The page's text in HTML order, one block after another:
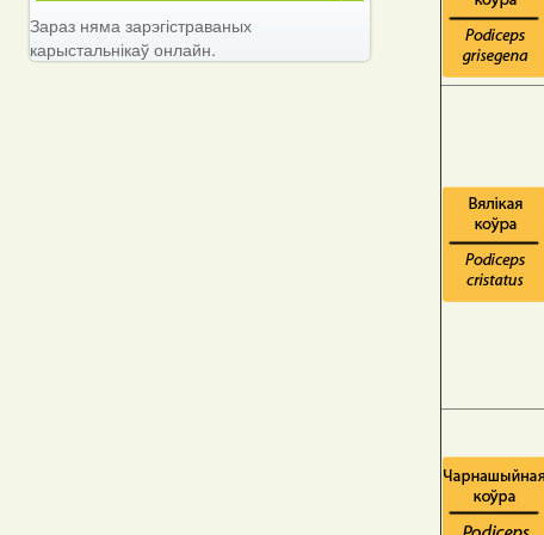
Зараз няма зарэгістраваных
карыстальнікаў онлайн.